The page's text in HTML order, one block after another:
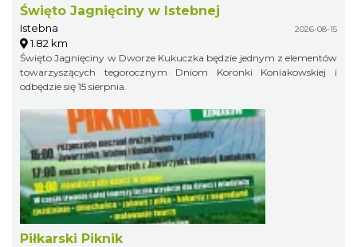
Święto Jagnięciny w Istebnej
Istebna 2026-08-15
1.82 km
Święto Jagnięciny w Dworze Kukuczka będzie jednym z elementów
towarzyszących tegorocznym Dniom Koronki Koniakowskiej i
odbędzie się 15 sierpnia.
Piłkarski Piknik